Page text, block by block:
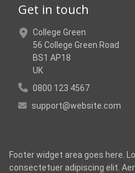
Get in touch
College Green
56 College Green Road
BS1 AP18
UK
0800 123 4567
support@website.com
Footer widget area goes here.
consectetuer adipiscing elit.